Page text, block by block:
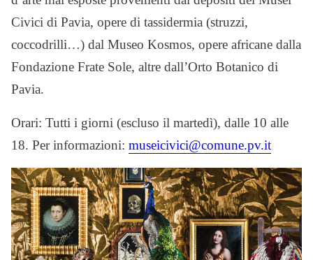
Civici di Pavia, opere di tassidermia (struzzi,
coccodrilli…) dal Museo Kosmos, opere africane dalla
Fondazione Frate Sole, altre dall’Orto Botanico di
Pavia.
Orari: Tutti i giorni (escluso il martedì), dalle 10 alle
18. Per informazioni: museicivici@comune.pv.it